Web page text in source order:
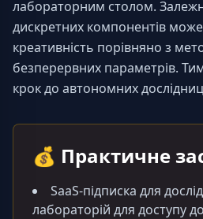
лабораторним столом.
дискретних компонентів
креативність порівняно з
безперервних параметрів.
крок до автономних
💰 Практичне
SaaS-підписка для
лабораторій для доступу